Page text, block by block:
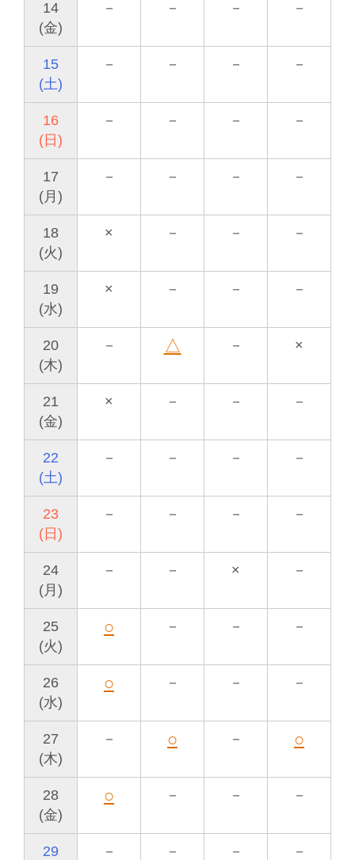
14
(金)
－ － － －
15
(土)
－ － － －
16
(日)
－ － － －
17
(月)
－ － － －
18
(火)
× － － －
19
(水)
× － － －
20
(木)
－ △ － ×
21
(金)
× － － －
22
(土)
－ － － －
23
(日)
－ － － －
24
(月)
－ － × －
25
(火)
○ － － －
26
(水)
○ － － －
27
(木)
－ ○ － ○
28
(金)
○ － － －
29
－ － － －